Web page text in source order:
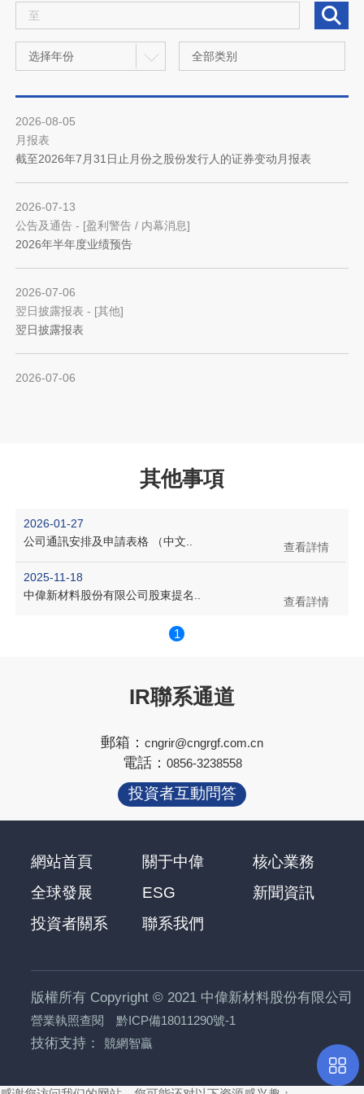
其他事項
2026-01-27
公司通訊安排及申請表格 （中文..
查看詳情
2025-11-18
中偉新材料股份有限公司股東提名..
查看詳情
1
IR聯系通道
郵箱： cngrir@cngrgf.com.cn
電話： 0856-3238558
投資者互動問答
網站首頁 關于中偉
核心業務
全球發展
ESG
新聞資訊
投資者關系
聯系我們
版權所有 Copyright © 2021 中偉新材料股份有限公司
營業執照查閱 黔ICP備18011290號-1
技術支持：競網智贏